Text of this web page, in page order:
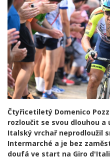
Čtyřicetiletý Domenico
rozloučit se svou dlouhou a
Italský vrchař neprodloužil
Intermarché a je bez
doufá ve start na Giro